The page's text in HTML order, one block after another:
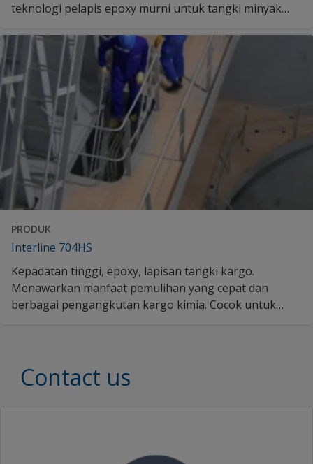
teknologi pelapis epoxy murni untuk tangki minyak
PRODUK
Interline 704HS
Kepadatan tinggi, epoxy, lapisan tangki kargo.
Menawarkan manfaat pemulihan yang cepat dan
berbagai pengangkutan kargo kimia. Cocok untuk
Contact us